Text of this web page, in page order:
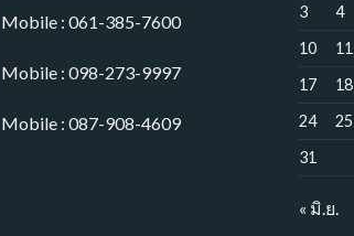
Mobile : 061-385-7600
Mobile : 098-273-9997
Mobile : 087-908-4609
3
4
10
11
17
18
24
25
31
« มิ.ย.